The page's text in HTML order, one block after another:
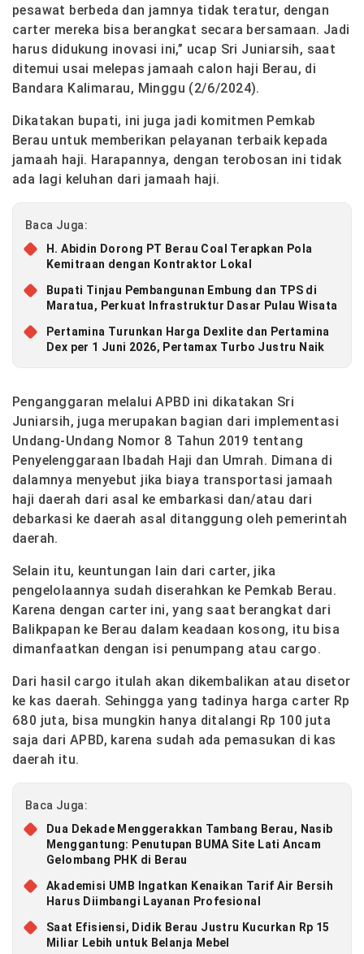
pesawat berbeda dan jamnya tidak teratur, dengan
carter mereka bisa berangkat secara bersamaan. Jadi
harus didukung inovasi ini,” ucap Sri Juniarsih, saat
ditemui usai melepas jamaah calon haji Berau, di
Bandara Kalimarau, Minggu (2/6/2024).
Dikatakan bupati, ini juga jadi komitmen Pemkab
Berau untuk memberikan pelayanan terbaik kepada
jamaah haji. Harapannya, dengan terobosan ini tidak
ada lagi keluhan dari jamaah haji.
Baca Juga:
H. Abidin Dorong PT Berau Coal Terapkan Pola
Kemitraan dengan Kontraktor Lokal
Bupati Tinjau Pembangunan Embung dan TPS di
Maratua, Perkuat Infrastruktur Dasar Pulau Wisata
Pertamina Turunkan Harga Dexlite dan Pertamina
Dex per 1 Juni 2026, Pertamax Turbo Justru Naik
Penganggaran melalui APBD ini dikatakan Sri
Juniarsih, juga merupakan bagian dari implementasi
Undang-Undang Nomor 8 Tahun 2019 tentang
Penyelenggaraan Ibadah Haji dan Umrah. Dimana di
dalamnya menyebut jika biaya transportasi jamaah
haji daerah dari asal ke embarkasi dan/atau dari
debarkasi ke daerah asal ditanggung oleh pemerintah
daerah.
Selain itu, keuntungan lain dari carter, jika
pengelolaannya sudah diserahkan ke Pemkab Berau.
Karena dengan carter ini, yang saat berangkat dari
Balikpapan ke Berau dalam keadaan kosong, itu bisa
dimanfaatkan dengan isi penumpang atau cargo.
Dari hasil cargo itulah akan dikembalikan atau disetor
ke kas daerah. Sehingga yang tadinya harga carter Rp
680 juta, bisa mungkin hanya ditalangi Rp 100 juta
saja dari APBD, karena sudah ada pemasukan di kas
daerah itu.
Baca Juga:
Dua Dekade Menggerakkan Tambang Berau, Nasib
Menggantung: Penutupan BUMA Site Lati Ancam
Gelombang PHK di Berau
Akademisi UMB Ingatkan Kenaikan Tarif Air Bersih
Harus Diimbangi Layanan Profesional
Saat Efisiensi, Didik Berau Justru Kucurkan Rp 15
Miliar Lebih untuk Belanja Mebel